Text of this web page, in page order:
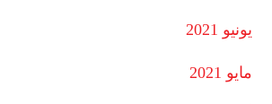
يونيو 2021
مايو 2021